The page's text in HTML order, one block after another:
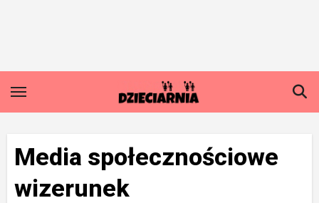
Media społecznościowe
wizerunek